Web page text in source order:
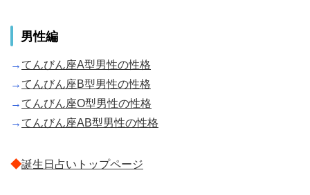
男性編
→ てんびん座A型男性の性格
→ てんびん座B型男性の性格
→ てんびん座O型男性の性格
→ てんびん座AB型男性の性格
◆誕生日占いトップページ